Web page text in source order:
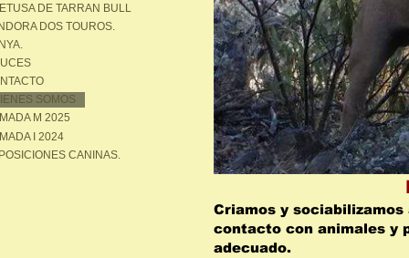
DE TARRAN BULL
DOS TOUROS.
SOMOS
M 2025
I 2024
CANINAS.
Criamos y
contacto con animales y
adecuado.